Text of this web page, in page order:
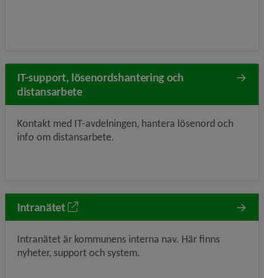
IT-support, lösenordshantering och
distansarbete
Kontakt med IT-avdelningen, hantera lösenord och
info om distansarbete.
Intranätet
Intranätet är kommunens interna nav. Här finns
nyheter, support och system.